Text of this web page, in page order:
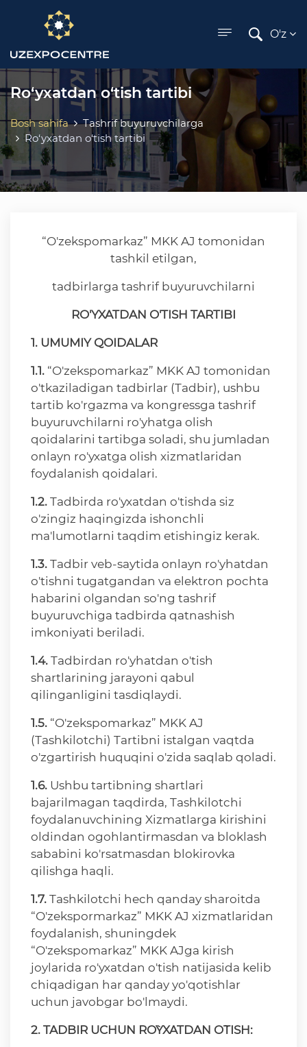
menu
O'z
Ro‘yxatdan o‘tish tartibi
Bosh sahifa
Tashrif buyuruvchilarga
Ro‘yxatdan o‘tish tartibi
“O'zekspomarkaz” MKK AJ tomonidan
tashkil etilgan,
tadbirlarga tashrif buyuruvchilarni
RO'YXATDAN O'TISH TARTIBI
1. UMUMIY QOIDALAR
1.1. “O'zekspomarkaz” MKK AJ tomonidan
o'tkaziladigan tadbirlar (Tadbir), ushbu
tartib ko'rgazma va kongressga tashrif
buyuruvchilarni ro'yhatga olish
qoidalarini tartibga soladi, shu jumladan
onlayn ro'yxatga olish xizmatlaridan
foydalanish qoidalari.
1.2. Tadbirda ro'yxatdan o'tishda siz
o'zingiz haqingizda ishonchli
ma'lumotlarni taqdim etishingiz kerak.
1.3. Tadbir veb-saytida onlayn ro'yhatdan
o'tishni tugatgandan va elektron pochta
habarini olgandan so'ng tashrif
buyuruvchiga tadbirda qatnashish
imkoniyati beriladi.
1.4. Tadbirdan ro'yhatdan o'tish
shartlarining jarayoni qabul
qilinganligini tasdiqlaydi.
1.5. “O'zekspomarkaz” MKK AJ
(Tashkilotchi) Tartibni istalgan vaqtda
o'zgartirish huquqini o'zida saqlab qoladi.
1.6. Ushbu tartibning shartlari
bajarilmagan taqdirda, Tashkilotchi
foydalanuvchining Xizmatlarga kirishini
oldindan ogohlantirmasdan va bloklash
sababini ko'rsatmasdan blokirovka
qilishga haqli.
1.7. Tashkilotchi hech qanday sharoitda
“O'zekspormarkaz” MKK AJ xizmatlaridan
foydalanish, shuningdek
“O'zekspomarkaz” MKK AJga kirish
joylarida ro'yxatdan o'tish natijasida kelib
chiqadigan har qanday yo'qotishlar
uchun javobgar bo'lmaydi.
2. TADBIR UCHUN RO`YXATDAN O`TISH: